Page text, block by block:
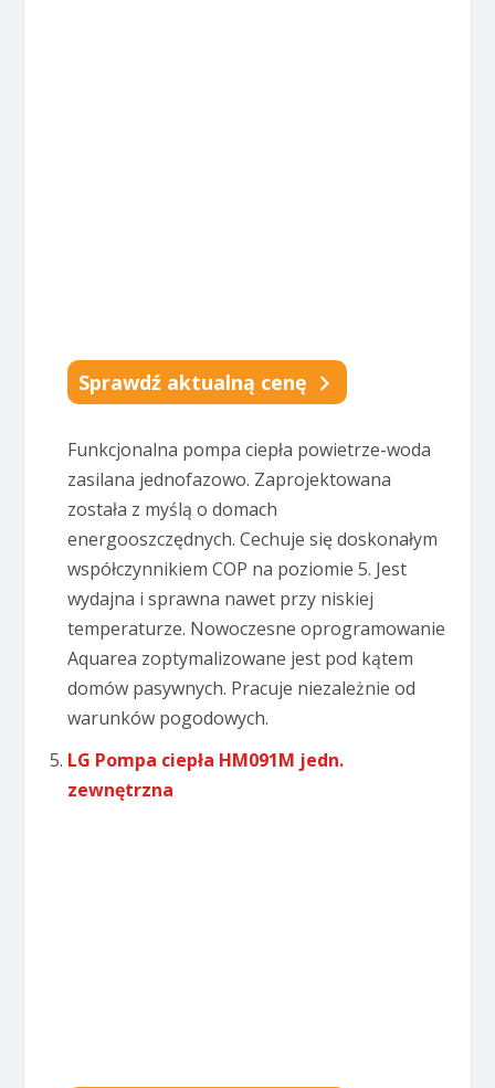
Sprawdź aktualną cenę
Funkcjonalna pompa ciepła powietrze-woda
zasilana jednofazowo. Zaprojektowana
została z myślą o domach
energooszczędnych. Cechuje się doskonałym
współczynnikiem COP na poziomie 5. Jest
wydajna i sprawna nawet przy niskiej
temperaturze. Nowoczesne oprogramowanie
Aquarea zoptymalizowane jest pod kątem
domów pasywnych. Pracuje niezależnie od
warunków pogodowych.
LG Pompa ciepła HM091M jedn.
zewnętrzna